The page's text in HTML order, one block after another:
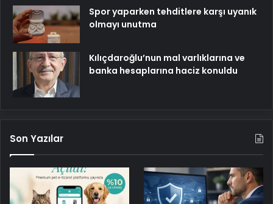
Spor yaparken tehditlere karşı uyanık
olmayı unutma
Kılıçdaroğlu’nun mal varlıklarına ve
banka hesaplarına haciz konuldu
Son Yazılar